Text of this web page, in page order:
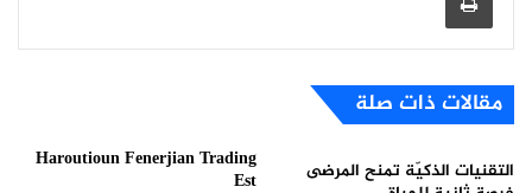
مقالات ذات صلة
التقنيات الذكيّة تمنح المرضى
Haroutioun Fenerjian Trading
Est